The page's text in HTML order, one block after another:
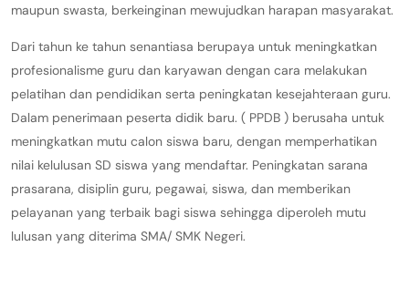
maupun swasta, berkeinginan mewujudkan harapan masyarakat.
Dari tahun ke tahun senantiasa berupaya untuk meningkatkan
profesionalisme guru dan karyawan dengan cara melakukan
pelatihan dan pendidikan serta peningkatan kesejahteraan guru.
Dalam penerimaan peserta didik baru. ( PPDB ) berusaha untuk
meningkatkan mutu calon siswa baru, dengan memperhatikan
nilai kelulusan SD siswa yang mendaftar. Peningkatan sarana
prasarana, disiplin guru, pegawai, siswa, dan memberikan
pelayanan yang terbaik bagi siswa sehingga diperoleh mutu
lulusan yang diterima SMA/ SMK Negeri.